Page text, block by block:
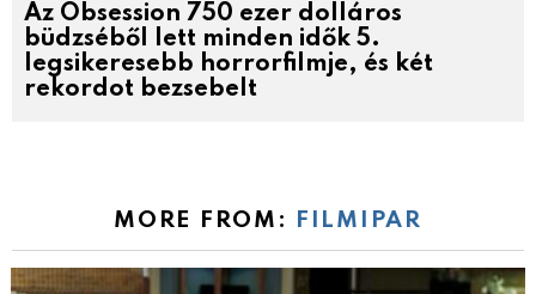
Az Obsession 750 ezer dolláros
büdzséből lett minden idők 5.
legsikeresebb horrorfilmje, és két
rekordot bezsebelt
MORE FROM: FILMIPAR